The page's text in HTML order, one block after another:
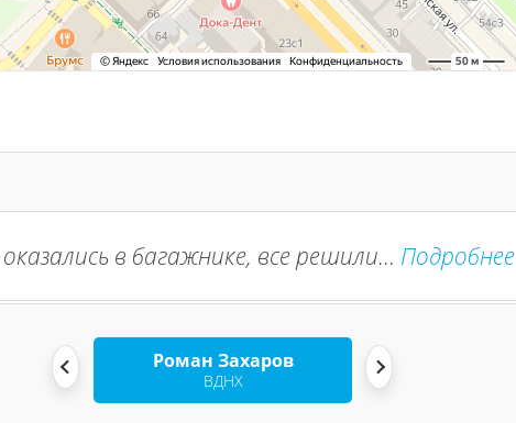
в багажнике, все решили... Подробнее
Роман Захаров
ВДНХ
помогли в сложной ситуации...Подробнее
Елена Мартынова
Новогиреево